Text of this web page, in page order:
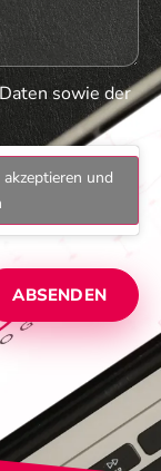
sowie der
und
ABSENDEN